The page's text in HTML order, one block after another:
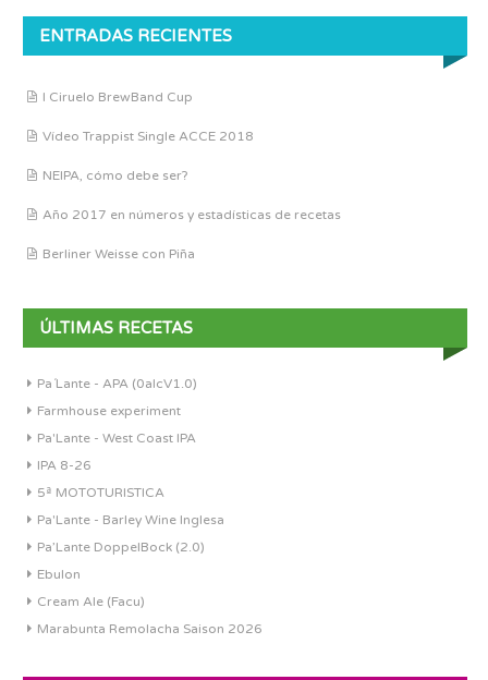
ENTRADAS RECIENTES
I Ciruelo BrewBand Cup
Vídeo Trappist Single ACCE 2018
NEIPA, cómo debe ser?
Año 2017 en números y estadísticas de recetas
Berliner Weisse con Piña
ÚLTIMAS RECETAS
Pa´Lante - APA (0alcV1.0)
Farmhouse experiment
Pa'Lante - West Coast IPA
IPA 8-26
5ª MOTOTURISTICA
Pa'Lante - Barley Wine Inglesa
Pa’Lante DoppelBock (2.0)
Ebulon
Cream Ale (Facu)
Marabunta Remolacha Saison 2026